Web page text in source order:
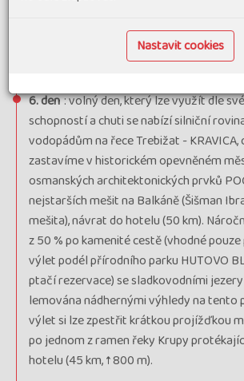
kolách vydáme podél řeky Neretvy přes
významným pravoslavným klášterem do
6. den : volný den, který lze využít dle
schopností a chuti se nabízí silniční
vodopádům na řece Trebižat - KRAVICA,
zastavíme v historickém opevněném
osmanských architektonických prvků
nejstarších mešit na Balkáně (Šišman
mešita), návrat do hotelu (50 km).
z 50 % po kamenité cestě (vhodné
výlet podél přírodního parku HUTOVO
ptačí rezervace) se sladkovodními
lemována nádhernými výhledy na tento
výlet si lze zpestřit krátkou projížďkou
po jednom z ramen řeky Krupy
hotelu (45 km, ↑ 800 m).
Nastavit cookies